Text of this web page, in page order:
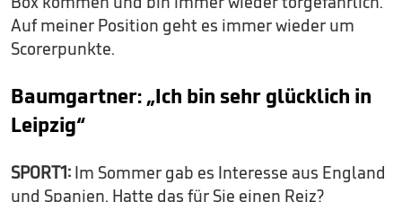
Auf meiner Position geht es immer wieder um
Scorerpunkte.
Baumgartner: „Ich bin sehr glücklich in
Leipzig“
SPORT1: Im Sommer gab es Interesse aus England
und Spanien. Hatte das für Sie einen Reiz?